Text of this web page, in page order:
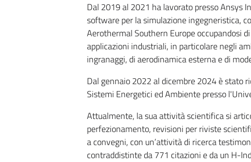
Dal 2019 al 2021 ha lavorato presso Ansys
software per la simulazione ingegneristica,
Aerothermal Southern Europe occupandosi
applicazioni industriali, in particolare negli
ingranaggi, di aerodinamica esterna e di
Dal gennaio 2022 al dicembre 2024 è stato
Sistemi Energetici ed Ambiente presso
Attualmente, la sua attività scientifica si
perfezionamento, revisioni per riviste
a convegni, con un’attività di ricerca
contraddistinte da 771 citazioni e da un H-